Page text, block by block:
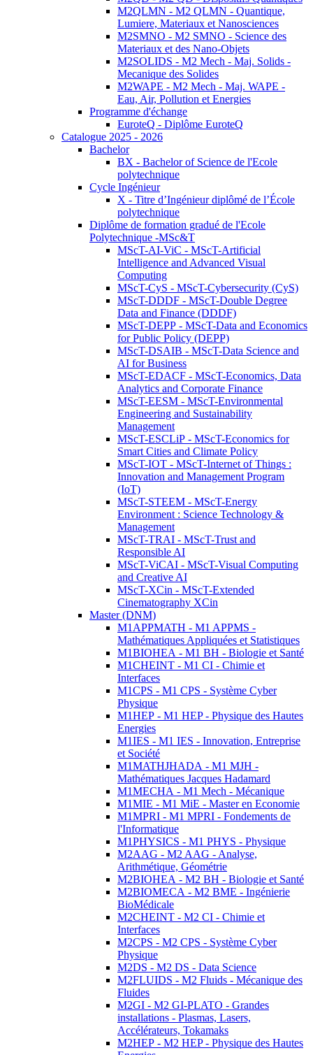
M2QLMN - M2 QLMN - Quantique,
Lumiere, Materiaux et Nanosciences
M2SMNO - M2 SMNO - Science des
Materiaux et des Nano-Objets
M2SOLIDS - M2 Mech - Maj. Solids -
Mecanique des Solides
M2WAPE - M2 Mech - Maj. WAPE -
Eau, Air, Pollution et Energies
Programme d'échange
EuroteQ - Diplôme EuroteQ
Catalogue 2025 - 2026
Bachelor
BX - Bachelor of Science de l'Ecole
polytechnique
Cycle Ingénieur
X - Titre d’Ingénieur diplômé de l’École
polytechnique
Diplôme de formation gradué de l'Ecole
Polytechnique -MSc&T
MScT-AI-ViC - MScT-Artificial
Intelligence and Advanced Visual
Computing
MScT-CyS - MScT-Cybersecurity (CyS)
MScT-DDDF - MScT-Double Degree
Data and Finance (DDDF)
MScT-DEPP - MScT-Data and Economics
for Public Policy (DEPP)
MScT-DSAIB - MScT-Data Science and
AI for Business
MScT-EDACF - MScT-Economics, Data
Analytics and Corporate Finance
MScT-EESM - MScT-Environmental
Engineering and Sustainability
Management
MScT-ESCLiP - MScT-Economics for
Smart Cities and Climate Policy
MScT-IOT - MScT-Internet of Things :
Innovation and Management Program
(IoT)
MScT-STEEM - MScT-Energy
Environment : Science Technology &
Management
MScT-TRAI - MScT-Trust and
Responsible AI
MScT-ViCAI - MScT-Visual Computing
and Creative AI
MScT-XCin - MScT-Extended
Cinematography XCin
Master (DNM)
M1APPMATH - M1 APPMS -
Mathématiques Appliquées et Statistiques
M1BIOHEA - M1 BH - Biologie et Santé
M1CHEINT - M1 CI - Chimie et
Interfaces
M1CPS - M1 CPS - Système Cyber
Physique
M1HEP - M1 HEP - Physique des Hautes
Energies
M1IES - M1 IES - Innovation, Entreprise
et Société
M1MATHJHADA - M1 MJH -
Mathématiques Jacques Hadamard
M1MECHA - M1 Mech - Mécanique
M1MIE - M1 MiE - Master en Economie
M1MPRI - M1 MPRI - Fondements de
l'Informatique
M1PHYSICS - M1 PHYS - Physique
M2AAG - M2 AAG - Analyse,
Arithmétique, Géométrie
M2BIOHEA - M2 BH - Biologie et Santé
M2BIOMECA - M2 BME - Ingénierie
BioMédicale
M2CHEINT - M2 CI - Chimie et
Interfaces
M2CPS - M2 CPS - Système Cyber
Physique
M2DS - M2 DS - Data Science
M2FLUIDS - M2 Fluids - Mécanique des
Fluides
M2GI - M2 GI-PLATO - Grandes
installations - Plasmas, Lasers,
Accélérateurs, Tokamaks
M2HEP - M2 HEP - Physique des Hautes